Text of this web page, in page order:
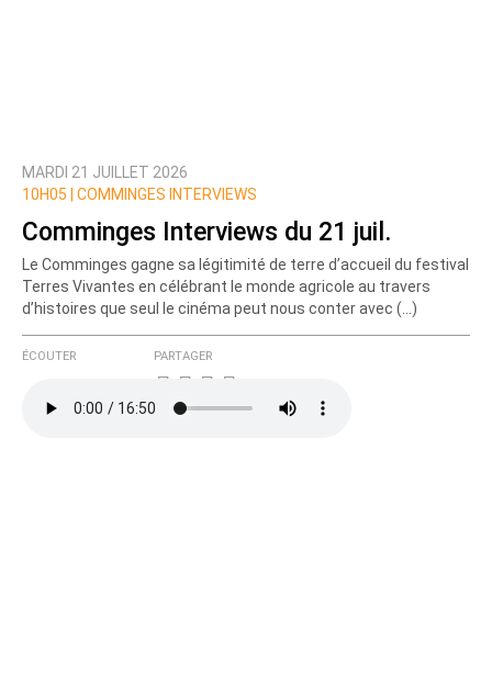
MARDI 21 JUILLET 2026
10H05 |
COMMINGES INTERVIEWS
Comminges Interviews du 21 juil.
Le Comminges gagne sa légitimité de terre d’accueil du festival
Terres Vivantes en célébrant le monde agricole au travers
d’histoires que seul le cinéma peut nous conter avec (…)
ÉCOUTER PARTAGER